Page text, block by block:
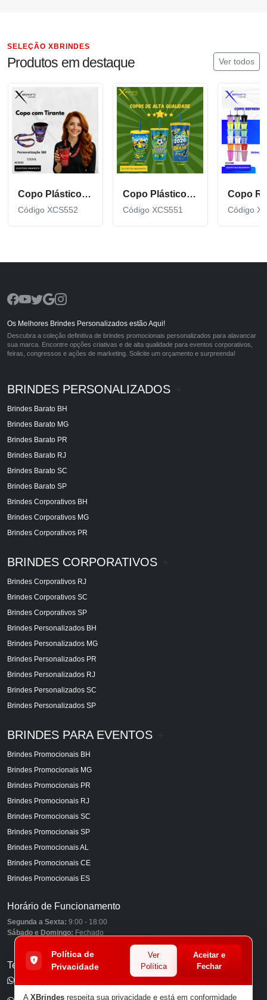
SELEÇÃO XBRINDES
Produtos em destaque Ver todos
Copo Plástico de 550 ML com Tirante Personalizado XCS552
Código XCS552
Copo Plástico personalizado In Mold Label 360 XCS551
Código XCS551 Código
Os Melhores Brindes Personalizados estão Aqui!
Descubra a coleção definitiva de brindes promocionais personalizados para alavancar
sua marca. Encontre opções criativas e de alta qualidade para eventos corporativos,
feiras, congressos e ações de marketing. Solicite um orçamento e surpreenda!
BRINDES PERSONALIZADOS
Brindes Barato BH
Brindes Barato MG
Brindes Barato PR
Brindes Barato RJ
Brindes Barato SC
Brindes Barato SP
Brindes Corporativos BH
Brindes Corporativos MG
Brindes Corporativos PR
BRINDES CORPORATIVOS
Brindes Corporativos RJ
Brindes Corporativos SC
Brindes Corporativos SP
Brindes Personalizados BH
Brindes Personalizados MG
Brindes Personalizados PR
Brindes Personalizados RJ
Brindes Personalizados SC
Brindes Personalizados SP
BRINDES PARA EVENTOS
Brindes Promocionais BH
Brindes Promocionais MG
Brindes Promocionais PR
Brindes Promocionais RJ
Brindes Promocionais SC
Brindes Promocionais SP
Brindes Promocionais AL
Brindes Promocionais CE
Brindes Promocionais ES
Horário de Funcionamento
Segunda a Sexta: 9:00 - 18:00
Sábado e Domingo: Fechado
Telefones
Política de
Privacidade
Ver
Política
Aceitar e
Fechar
A XBrindes respeita sua privacidade e está em conformidade